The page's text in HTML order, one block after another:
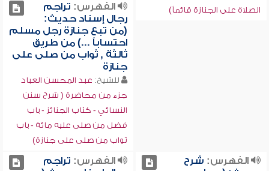
الصلاة على الجنازة قائماً)
الفهرس: تراجم
رجال إسناد حديث:
(من تبع جنازة رجل مسلم
احتساباً ...) من طريق
ثالثة , ثواب من صلى على
جنازة
للشيخ: عبد المحسن العباد
جزء من محاضرة ( شرح سنن
النسائي - كتاب الجنائز - باب
فضل من صلى عليه مائة - باب
ثواب من صلى على جنازة)
الفهرس: شرح
الفهرس: تراجم